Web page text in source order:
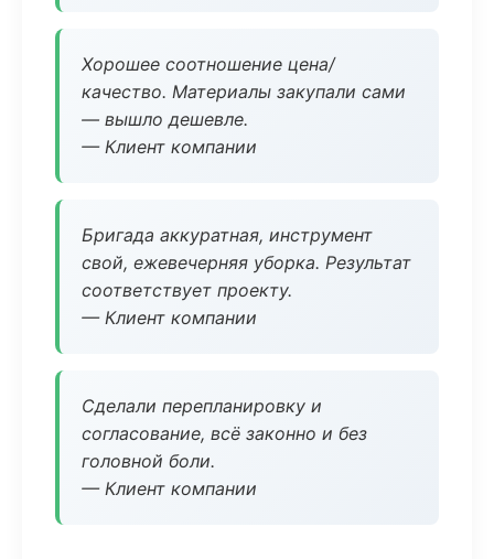
Хорошее соотношение цена/
качество. Материалы закупали сами
— вышло дешевле.
— Клиент компании
Бригада аккуратная, инструмент
свой, ежевечерняя уборка. Результат
соответствует проекту.
— Клиент компании
Сделали перепланировку и
согласование, всё законно и без
головной боли.
— Клиент компании